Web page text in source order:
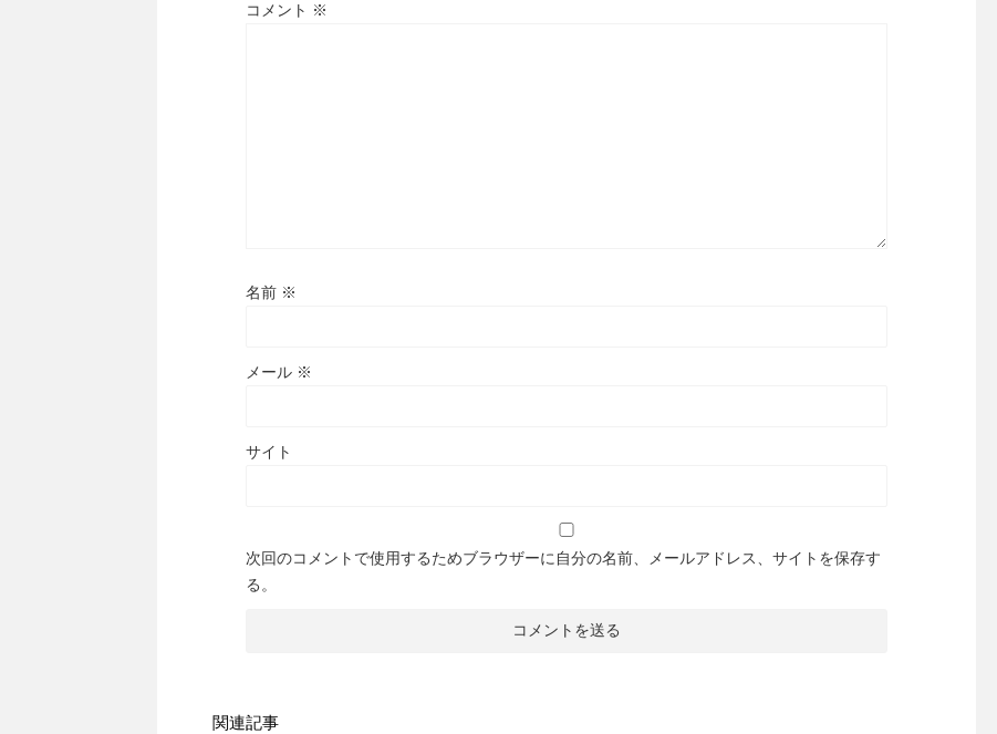
コメント ※
名前 ※
メール ※
サイト
次回のコメントで使用するためブラウザーに自分の名前、メールアドレス、サイトを保存す
る。
関連記事